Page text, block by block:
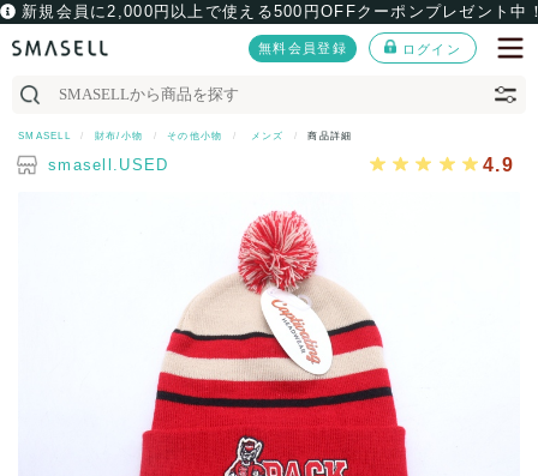
新規会員に2,000円以上で使える500円OFFクーポンプレゼント中
無料会員登録 ログイン
SMASELL 財布/小物 その他小物 メンズ 商品詳細
smasell.USED 4.9